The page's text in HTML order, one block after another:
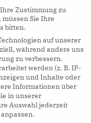
Zustimmung zu
Sie Ihre
bitten.
auf unserer
während andere uns
zu verbessern.
werden (z. B. IP-
und Inhalte oder
Informationen über
in unserer
Auswahl jederzeit